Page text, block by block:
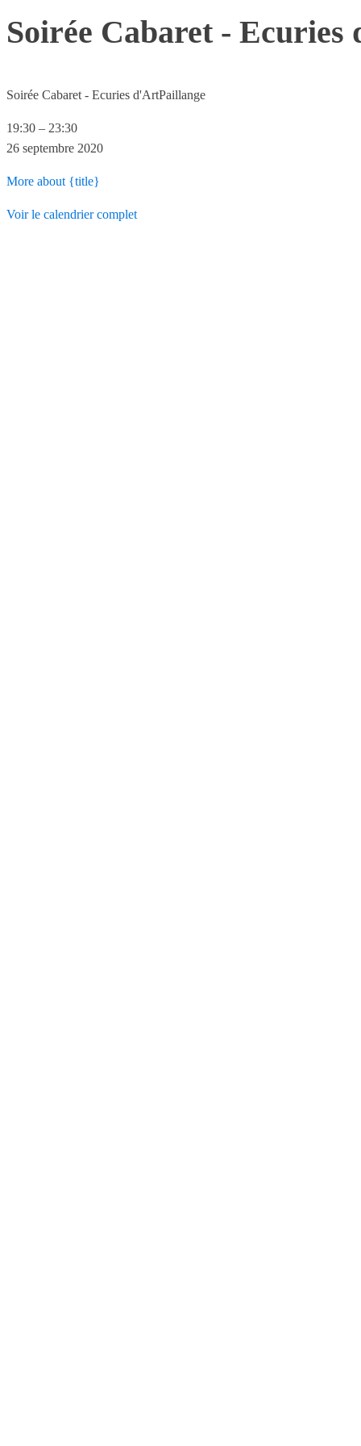
Soirée Cabaret -
Soirée Cabaret - Ecuries d'ArtPaillange
19:30 – 23:30
26 septembre 2020
More about {title}
Voir le calendrier complet